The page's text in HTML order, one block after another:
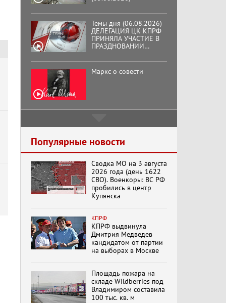
Темы дня (06.08.2026)
ДЕЛЕГАЦИЯ ЦК КПРФ
ПРИНЯЛА УЧАСТИЕ В
ПРАЗДНОВАНИИ
ТРЕТЬЕЙ ГОДОВЩИНЫ
ОСВОБОЖДЕНИЯ ОРЛА
ОТ НЕМЕЦКО-
Маркс о совести
кооператор
Хук слева:
«Додоговаривались...»
(11.06.2026)
Бренды Советской
эпохи "Гжель"
«Безразмерное
Кольцо»
Популярные новости
Сводка МО на 3 августа
2026 года (день 1622
СВО). Военкоры: ВС РФ
пробились в центр
Купянска
КПРФ
КПРФ выдвинула
Дмитрия Медведев
кандидатом от партии
на выборах в Москве
Площадь пожара на
складе Wildberries под
Владимиром составила
100 тыс. кв. м